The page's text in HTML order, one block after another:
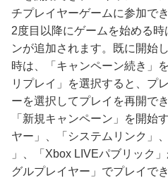
チプレイヤーゲームに参加でき
2度目以降にゲームを始める
ンが追加されます。既に開始
時は、「キャンペーン続き」
リプレイ」を選択すると、プ
ーを選択してプレイを再開でき
「新規キャンペーン」を開始
ヤー」、「システムリンク」
」、「Xbox LIVEパブリック
グルプレイヤー」でプレイで